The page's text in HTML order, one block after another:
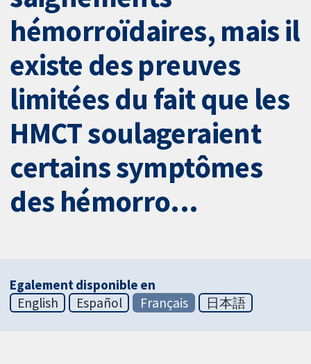
hémorroïdaires, mais il
existe des preuves
limitées du fait que les
HMCT soulageraient
certains symptômes
des hémorro...
Egalement disponible en
English
Español Français 日本語